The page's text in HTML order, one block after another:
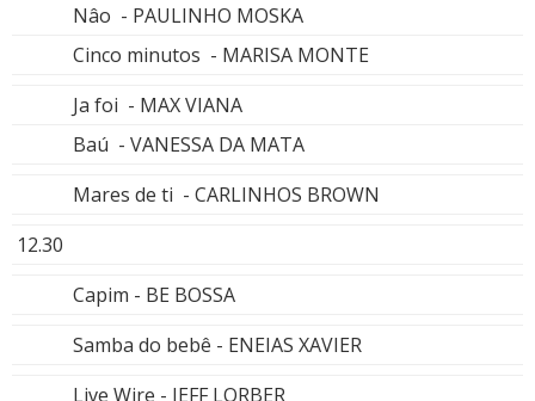
Nâo - PAULINHO MOSKA
Cinco minutos - MARISA MONTE
Ja foi - MAX VIANA
Baú - VANESSA DA MATA
Mares de ti - CARLINHOS BROWN
12.30
Capim - BE BOSSA
Samba do bebê - ENEIAS XAVIER
Live Wire - JEFF LORBER